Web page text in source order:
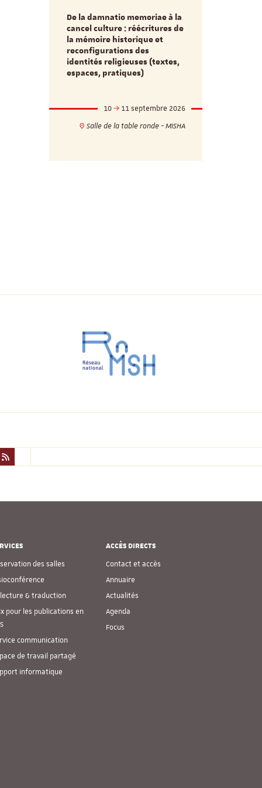
De la damnatio memoriae à la
cancel culture : réécritures de
la mémoire historique et
reconfigurations des
identités religieuses (textes,
espaces, pratiques)
10
11 septembre 2026
Salle de la table ronde - MISHA
des salles
& traduction
pour les publications en
communication
de travail partagé
informatique
ACCÈS DIRECTS
Contact et accès
Annuaire
Actualités
Agenda
Focus